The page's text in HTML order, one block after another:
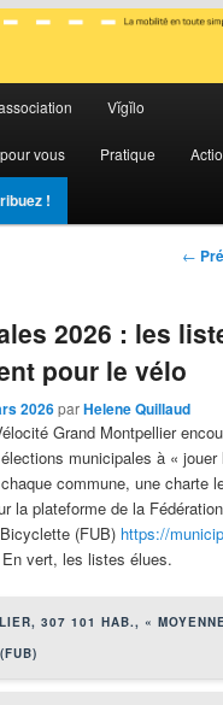
Grand
simplicité
Vĭgĭlo
vous Pratique
!
←
2026 : les
pour le vélo
2026parHelene Quillaud
Grand Montpellier
municipales à «
commune, une charte
la plateforme de la
(FUB) https://
vert, les listes élues.
307 101 HAB., «